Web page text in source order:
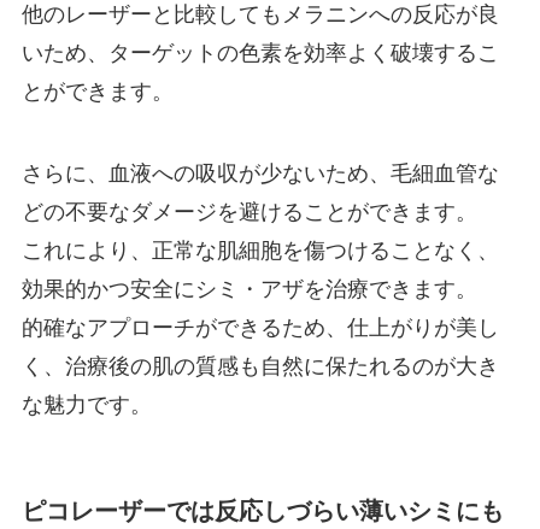
他のレーザーと比較してもメラニンへの反応が良
いため、ターゲットの色素を効率よく破壊するこ
とができます。
さらに、血液への吸収が少ないため、毛細血管な
どの不要なダメージを避けることができます。
これにより、正常な肌細胞を傷つけることなく、
効果的かつ安全にシミ・アザを治療できます。
的確なアプローチができるため、仕上がりが美し
く、治療後の肌の質感も自然に保たれるのが大き
な魅力です。
ピコレーザーでは反応しづらい薄いシミにも